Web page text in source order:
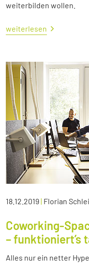
weiterbilden wollen.
weiterlesen
18.12.2019| Florian
Coworking-
– funktioniert’s
Alles nur ein netter